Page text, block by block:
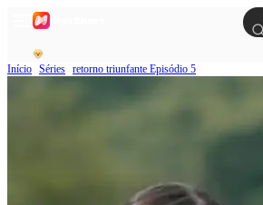
Início Séries retorno triunfante Episódio 5